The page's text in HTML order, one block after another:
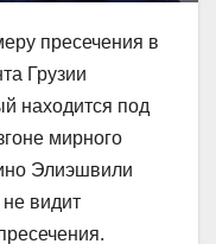
пресечения в
Грузии
находится под
мирного
Элиэшвили
не видит